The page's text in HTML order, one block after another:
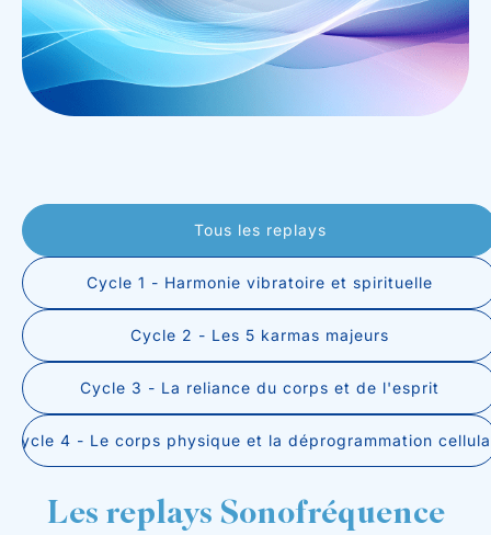
Les replays Sonofréquence
Cycle 1 - Harmonie vibratoire et spirituelle
Cycle 2 - Les 5 karmas majeurs
Cycle 3 - La reliance du corps et de l'esprit
Cycle 4 - Le corps physique et la déprogrammation
Tous les replays